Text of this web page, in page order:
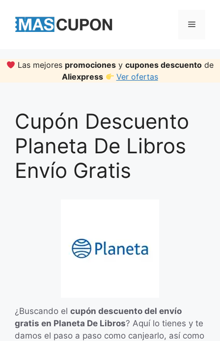
content
Menu
Las mejores promociones ycupones descuento de
Aliexpress
Ver ofertas
Cupón Descuento
Planeta De Libros
Envío Gratis
¿Buscando el cupón descuento del envío
gratis en Planeta De Libros? Aquí lo tienes y te
damos el paso a paso como canjearlo, así como